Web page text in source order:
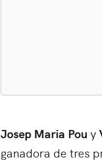
Josep Maria Pou y
ganadora de tres